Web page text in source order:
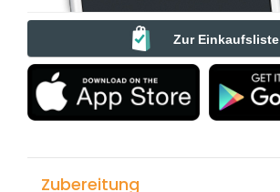
Zur Einkaufsliste
Zubereitung